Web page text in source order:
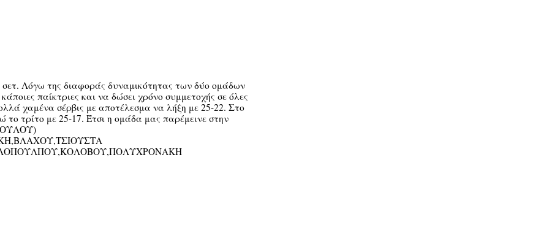
Λόγω της διαφοράς δυναμικότητας των δύο ομάδων
παίκτριες και να δώσει χρόνο συμμετοχής σε όλες
χαμένα σέρβις με αποτέλεσμα να λήξη με 25-22. Στο
το τρίτο με 25-17. Έτσι η ομάδα μας παρέμεινε στην